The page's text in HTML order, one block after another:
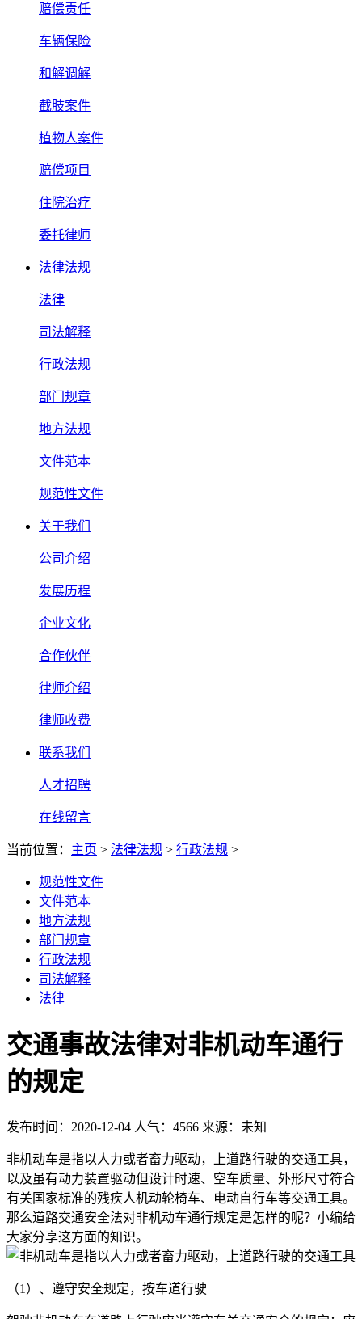
赔偿责任
车辆保险
和解调解
截肢案件
植物人案件
赔偿项目
住院治疗
委托律师
法律法规
法律
司法解释
行政法规
部门规章
地方法规
文件范本
规范性文件
关于我们
公司介绍
发展历程
企业文化
合作伙伴
律师介绍
律师收费
联系我们
人才招聘
在线留言
当前位置： 主页 > 法律法规 > 行政法规 >
规范性文件
文件范本
地方法规
部门规章
行政法规
司法解释
法律
交通事故法律对非机动车通行
的规定
发布时间：2020-12-04 人气：4566 来源：未知
非机动车是指以人力或者畜力驱动，上道路行驶的交通工具，
以及虽有动力装置驱动但设计时速、空车质量、外形尺寸符合
有关国家标准的残疾人机动轮椅车、电动自行车等交通工具。
那么道路交通安全法对非机动车通行规定是怎样的呢？小编给
大家分享这方面的知识。
（1）、遵守安全规定，按车道行驶